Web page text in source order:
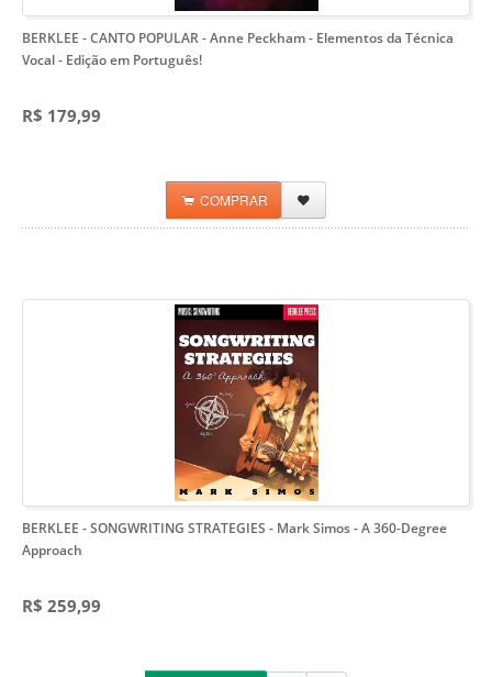
BERKLEE - CANTO POPULAR - Anne Peckham- Elementos da Técnica
Vocal - Edição em Português!
R$ 179,99
COMPRAR
BERKLEE - SONGWRITING STRATEGIES - Mark Simos- A 360-Degree
Approach
R$ 259,99